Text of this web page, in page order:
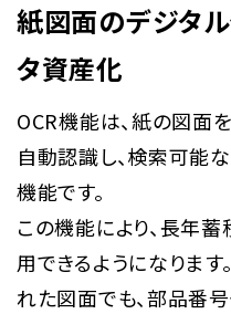
紙図面のデジタ
タ資産化
OCR機能は、紙の図面
自動認識し、検索可能
機能です。
この機能により、長年
用できるようになりま
れた図面でも、部品番